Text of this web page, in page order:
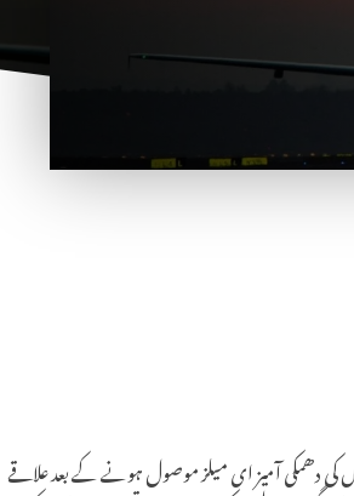
کی دھمکی آمیز ای میلز موصول ہونے کے بعد علاقے